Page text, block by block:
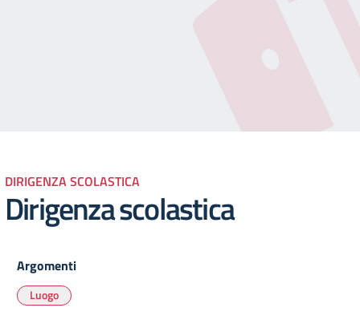
DIRIGENZA SCOLASTICA
Dirigenza scolastica
Argomenti
Luogo